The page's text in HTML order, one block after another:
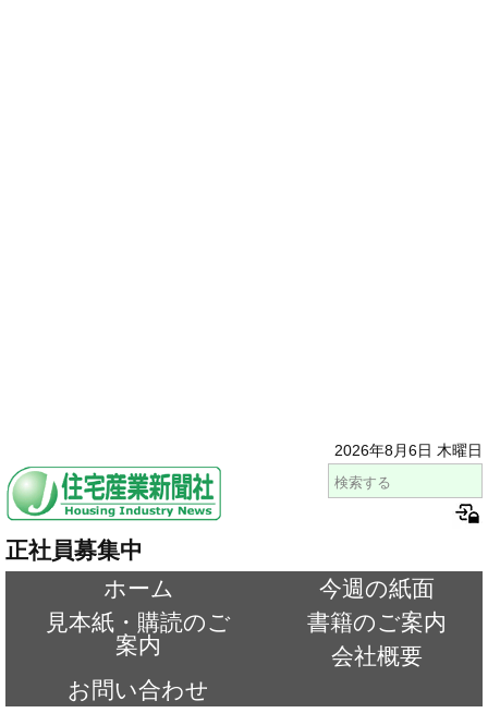
2026年8月6日 木曜日
正社員募集中
ホーム
今週の紙面
見本紙・購読のご
案内
書籍のご案内
会社概要
お問い合わせ